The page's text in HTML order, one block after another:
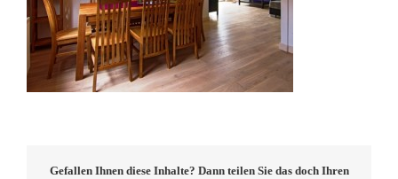
Gefallen Ihnen diese Inhalte? Dann teilen Sie das doch Ihren